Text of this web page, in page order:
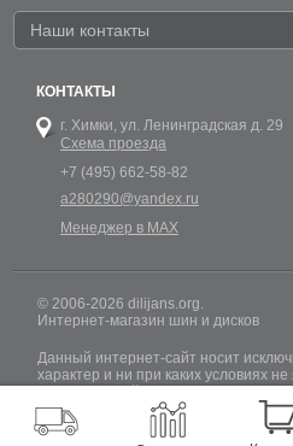
Наши контакты
КОНТАКТЫ
г. Химки, ул. Ленинградская д. 29
Схема проезда
+7 (495) 662-58-82
a280290@yandex.ru
Менеджер в MAX
© 2006-2026 dilijans.org.
Интернет-магазин шин и дисков
Данный интернет-сайт носит
характер и ни при каких условиях
РФ. Обновление информации о
Dilijans.org производится 24 часа в
информацию о резервах.